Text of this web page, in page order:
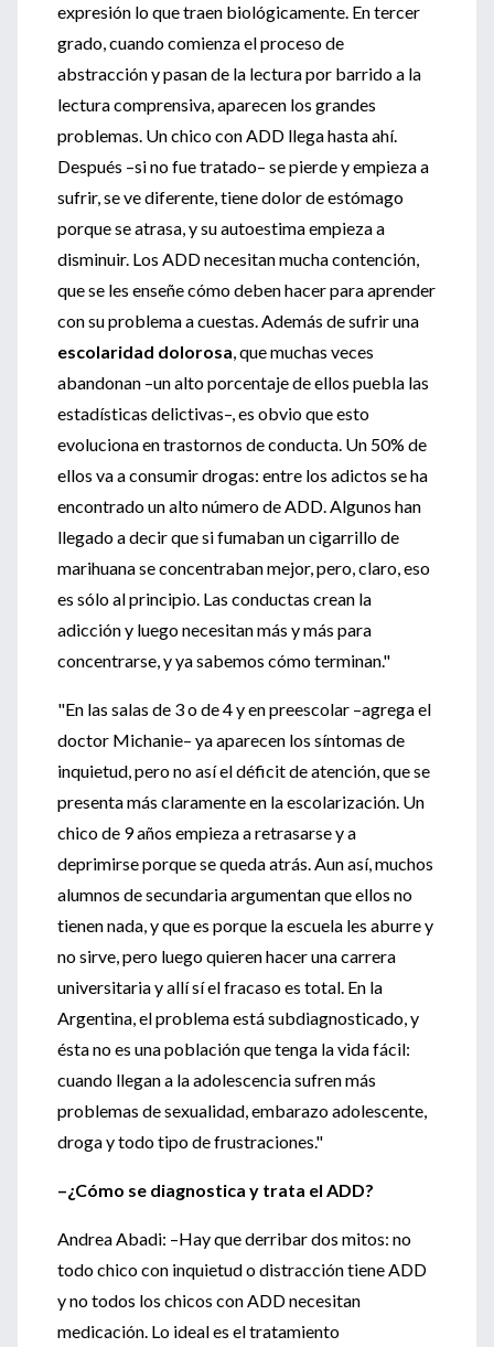
expresión lo que traen biológicamente. En tercer
grado, cuando comienza el proceso de
abstracción y pasan de la lectura por barrido a la
lectura comprensiva, aparecen los grandes
problemas. Un chico con ADD llega hasta ahí.
Después –si no fue tratado– se pierde y empieza a
sufrir, se ve diferente, tiene dolor de estómago
porque se atrasa, y su autoestima empieza a
disminuir. Los ADD necesitan mucha contención,
que se les enseñe cómo deben hacer para aprender
con su problema a cuestas. Además de sufrir una
escolaridad dolorosa, que muchas veces
abandonan –un alto porcentaje de ellos puebla las
estadísticas delictivas–, es obvio que esto
evoluciona en trastornos de conducta. Un 50% de
ellos va a consumir drogas: entre los adictos se ha
encontrado un alto número de ADD. Algunos han
llegado a decir que si fumaban un cigarrillo de
marihuana se concentraban mejor, pero, claro, eso
es sólo al principio. Las conductas crean la
adicción y luego necesitan más y más para
concentrarse, y ya sabemos cómo terminan."
"En las salas de 3 o de 4 y en preescolar –agrega el
doctor Michanie– ya aparecen los síntomas de
inquietud, pero no así el déficit de atención, que se
presenta más claramente en la escolarización. Un
chico de 9 años empieza a retrasarse y a
deprimirse porque se queda atrás. Aun así, muchos
alumnos de secundaria argumentan que ellos no
tienen nada, y que es porque la escuela les aburre y
no sirve, pero luego quieren hacer una carrera
universitaria y allí sí el fracaso es total. En la
Argentina, el problema está subdiagnosticado, y
ésta no es una población que tenga la vida fácil:
cuando llegan a la adolescencia sufren más
problemas de sexualidad, embarazo adolescente,
droga y todo tipo de frustraciones."
–¿Cómo se diagnostica y trata el ADD?
Andrea Abadi: –Hay que derribar dos mitos: no
todo chico con inquietud o distracción tiene ADD
y no todos los chicos con ADD necesitan
medicación. Lo ideal es el tratamiento